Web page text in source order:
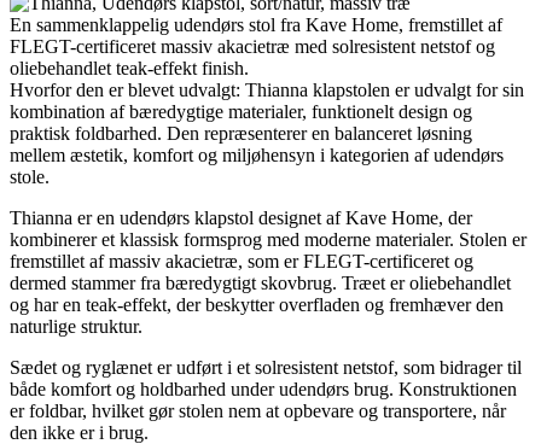
En sammenklappelig udendørs stol fra Kave Home, fremstillet af
FLEGT-certificeret massiv akacietræ med solresistent netstof og
oliebehandlet teak-effekt finish.
Hvorfor den er blevet udvalgt: Thianna klapstolen er udvalgt for sin
kombination af bæredygtige materialer, funktionelt design og
praktisk foldbarhed. Den repræsenterer en balanceret løsning
mellem æstetik, komfort og miljøhensyn i kategorien af udendørs
stole.
Thianna er en udendørs klapstol designet af Kave Home, der
kombinerer et klassisk formsprog med moderne materialer. Stolen er
fremstillet af massiv akacietræ, som er FLEGT-certificeret og
dermed stammer fra bæredygtigt skovbrug. Træet er oliebehandlet
og har en teak-effekt, der beskytter overfladen og fremhæver den
naturlige struktur.
Sædet og ryglænet er udført i et solresistent netstof, som bidrager til
både komfort og holdbarhed under udendørs brug. Konstruktionen
er foldbar, hvilket gør stolen nem at opbevare og transportere, når
den ikke er i brug.